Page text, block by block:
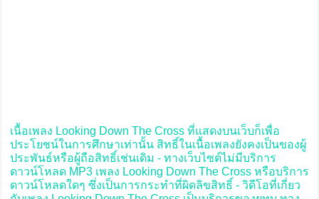
เนื้อเพลง Looking Down The Cross ที่แสดงบนเว็บก็เพื่อ
ประโยชน์ในการศึกษาเท่านั้น สิทธิ์ในเนื้อเพลงยังคงเป็นของผู้
ประพันธ์หรือผู้ถือสิทธิ์เช่นเดิม - ทางเว็บไซต์ไม่มีบริการ
ดาวน์โหลด MP3 เพลง Looking Down The Cross หรือบริการ
ดาวน์โหลดใดๆ ซึ่งเป็นการกระทำที่ผิดลิขสิทธิ์ - วิดีโอที่เกี่ยว